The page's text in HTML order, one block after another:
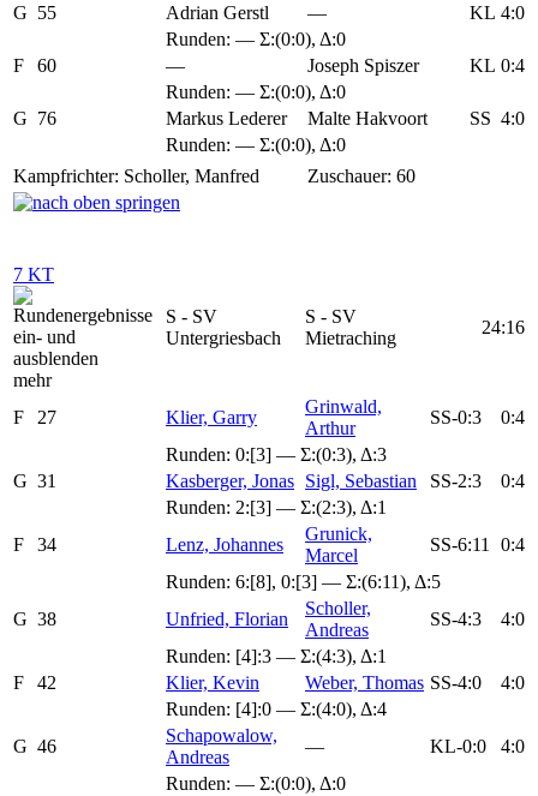
G 55 Adrian Gerstl — KL 4:0
Runden: — Σ:(0:0), Δ:0
F
60 — Joseph Spiszer KL 0:4
Runden: — Σ:(0:0), Δ:0
G 76 Markus Lederer Malte Hakvoort SS 4:0
Runden: — Σ:(0:0), Δ:0
Kampfrichter: Scholler, Manfred
Zuschauer: 60
7 KT
mehr
S - SV
Untergriesbach
S - SV
Mietraching
24:16
F 27 Klier, Garry
Grinwald,
Arthur
SS-0:3
0:4
Runden: 0:[3] — Σ:(0:3), Δ:3
G 31 Kasberger, Jonas Sigl, Sebastian SS-2:3
0:4
Runden: 2:[3] — Σ:(2:3), Δ:1
F
34 Lenz, Johannes
Grunick,
Marcel
SS-6:11
0:4
Runden: 6:[8], 0:[3] — Σ:(6:11), Δ:5
G 38 Unfried, Florian
Scholler,
Andreas
SS-4:3
4:0
Runden: [4]:3 — Σ:(4:3), Δ:1
F
42 Klier, Kevin Weber, Thomas SS-4:0
4:0
Runden: [4]:0 — Σ:(4:0), Δ:4
G 46
Schapowalow,
Andreas
— KL-0:0
4:0
Runden: — Σ:(0:0), Δ:0